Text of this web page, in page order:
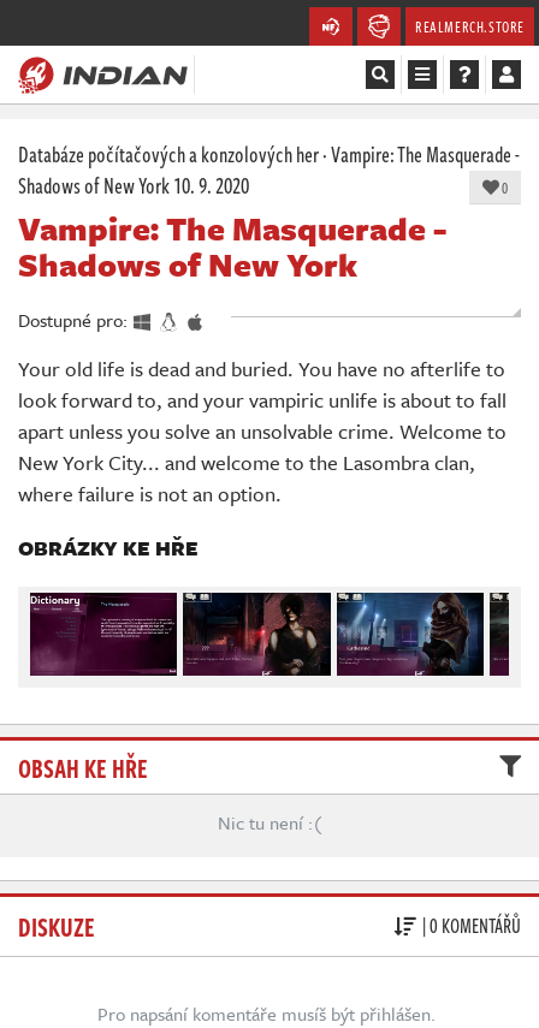
REALMERCH.STORE
Magazín
Recenze
Videa
Soutěže
Databáze
Komunita
Redakce
Živě
Databáze počítačových a konzolových her·Vampire: The Masquerade -
Shadows of New York10. 9. 2020 0
Vampire: The Masquerade -
Shadows of New York
Dostupné pro:
Your old life is dead and buried. You have no afterlife to
look forward to, and your vampiric unlife is about to fall
apart unless you solve an unsolvable crime. Welcome to
New York City... and welcome to the Lasombra clan,
where failure is not an option.
OBRÁZKY KE HŘE
OBSAH KE HŘE
Nic tu není :(
DISKUZE | 0 KOMENTÁŘŮ
Pro napsání komentáře musíš být přihlášen.